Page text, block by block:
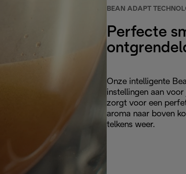
BEAN ADAPT
Perfecte
Onze intelligente
instellingen aan
zorgt voor een
aroma naar boven
telkens weer.